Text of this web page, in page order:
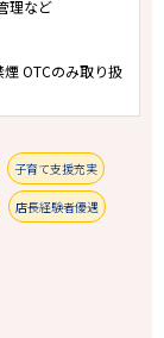
理など
OTCのみ取り扱
子育て支援充実
店長経験者優遇